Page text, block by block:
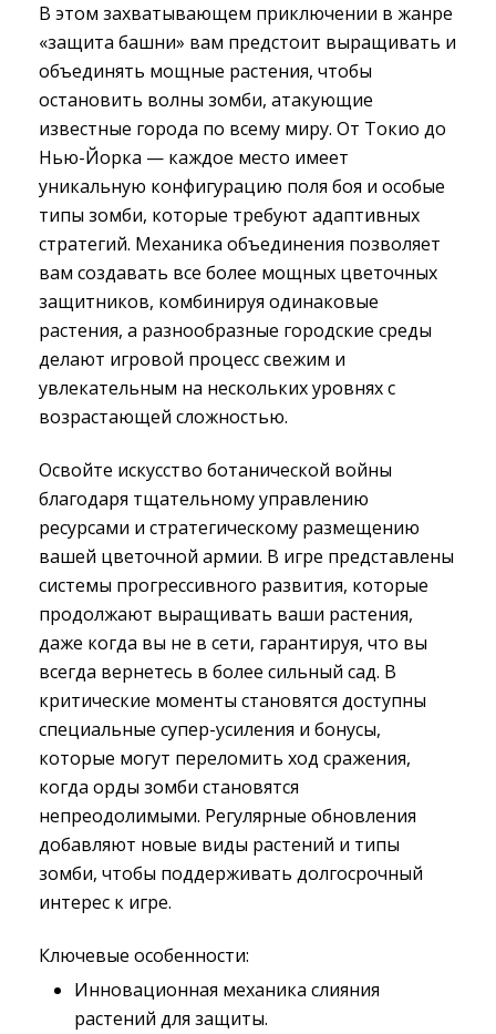
В этом захватывающем приключении в жанре
«защита башни» вам предстоит выращивать и
объединять мощные растения, чтобы
остановить волны зомби, атакующие
известные города по всему миру. От Токио до
Нью-Йорка — каждое место имеет
уникальную конфигурацию поля боя и особые
типы зомби, которые требуют адаптивных
стратегий. Механика объединения позволяет
вам создавать все более мощных цветочных
защитников, комбинируя одинаковые
растения, а разнообразные городские среды
делают игровой процесс свежим и
увлекательным на нескольких уровнях с
возрастающей сложностью.
Освойте искусство ботанической войны
благодаря тщательному управлению
ресурсами и стратегическому размещению
вашей цветочной армии. В игре представлены
системы прогрессивного развития, которые
продолжают выращивать ваши растения,
даже когда вы не в сети, гарантируя, что вы
всегда вернетесь в более сильный сад. В
критические моменты становятся доступны
специальные супер-усиления и бонусы,
которые могут переломить ход сражения,
когда орды зомби становятся
непреодолимыми. Регулярные обновления
добавляют новые виды растений и типы
зомби, чтобы поддерживать долгосрочный
интерес к игре.
Ключевые особенности:
Инновационная механика слияния
растений для защиты.